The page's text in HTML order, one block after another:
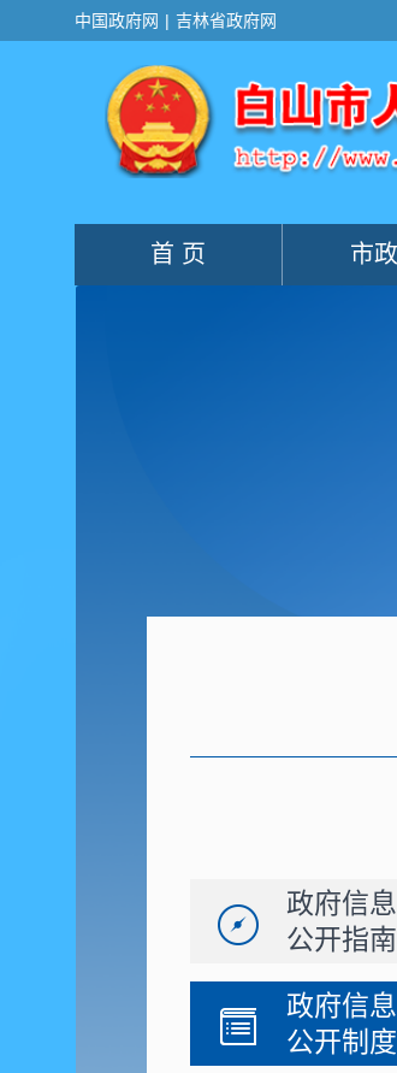
政府信息
公开指南
政府信息
公开制度